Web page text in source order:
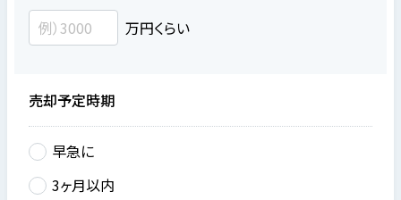
万円くらい
売却予定時期
早急に
3ヶ月以内